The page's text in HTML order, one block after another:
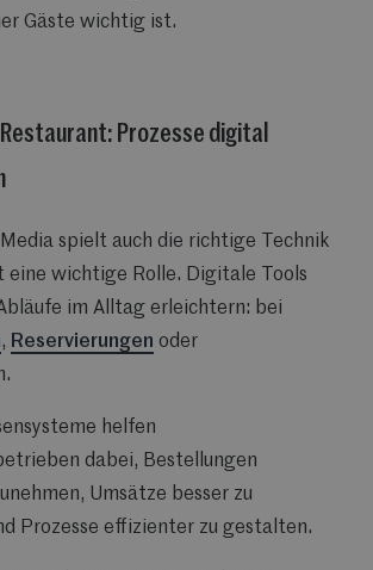
Gäste wichtig ist.
Restaurant: Prozesse digital
spielt auch die richtige Technik
eine wichtige Rolle. Digitale Tools
im Alltag erleichtern: bei
, Reservierungen oder
helfen
dabei, Bestellungen
Umsätze besser zu
Prozesse effizienter zu gestalten.